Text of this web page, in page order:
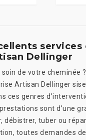
Dellinger
de votre cheminée
Artisan Dellinger
ces genres
sont d’une
débistrer, tuber ou
toutes demandes